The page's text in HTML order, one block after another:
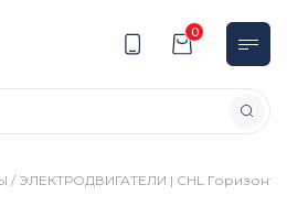
0
/ ЭЛЕКТРОДВИГАТЕЛИ | CHL